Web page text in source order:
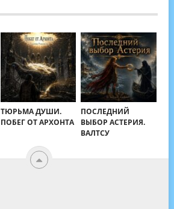
ТЮРЬМА ДУШИ.
ПОБЕГ ОТ АРХОНТА
ПОСЛЕДНИЙ
ВЫБОР АСТЕРИЯ.
ВАЛТСУ